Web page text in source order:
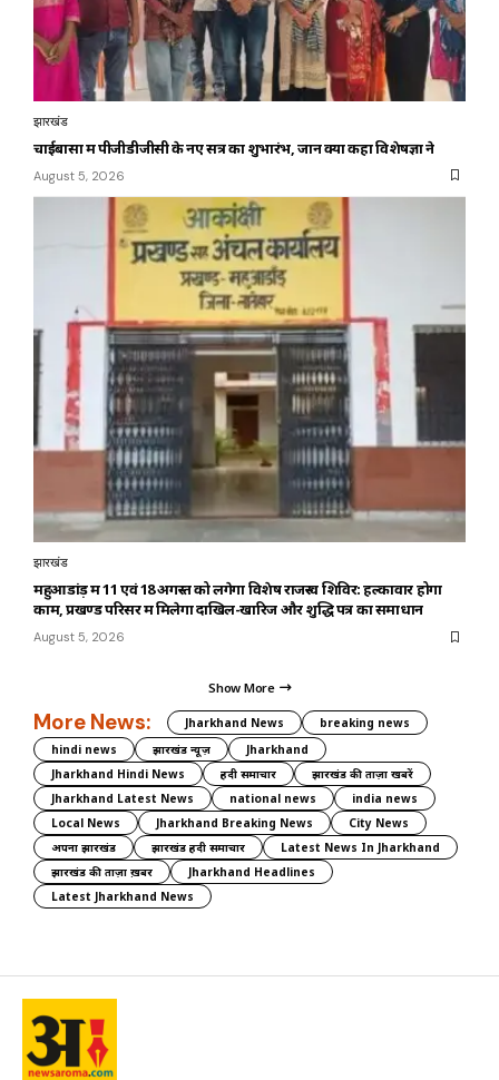
झारखंड
चाईबासा में पीजीडीजीसी के नए सत्र का शुभारंभ, जानें क्या कहा विशेषज्ञों ने
August 5, 2026
झारखंड
महुआडांड़ में 11 एवं 18 अगस्त को लगेगा विशेष राजस्व शिविर: हल्कावार होगा
काम, प्रखण्ड परिसर में मिलेगा दाखिल-खारिज और शुद्धि पत्र का समाधान
August 5, 2026
Show More
More News: Jharkhand News
breaking news
hindi news
झारखंड न्यूज़
Jharkhand
Jharkhand Hindi News
हिंदी समाचार
झारखंड की ताज़ा खबरें
Jharkhand Latest News
national news
india news
Local News
Jharkhand Breaking News
City News
अपना झारखंड
झारखंड हिंदी समाचार
Latest News In Jharkhand
झारखंड की ताज़ा ख़बर
Jharkhand Headlines
Latest Jharkhand News